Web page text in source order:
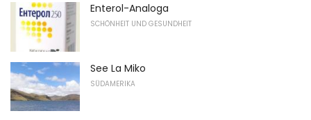
Enterol-Analoga
SCHÖNHEIT UND GESUNDHEIT
See La Miko
SÜDAMERIKA